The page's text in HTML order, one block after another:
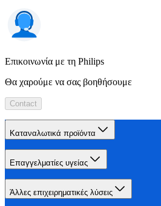
Επικοινωνία με τη Philips
Θα χαρούμε να σας βοηθήσουμε
Contact
Καταναλωτικά προϊόντα
Επαγγελματίες υγείας
Άλλες επιχειρηματικές λύσεις